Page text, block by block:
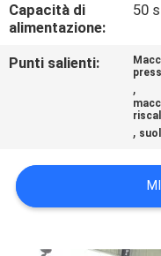
CASI
MAPPA
PRIVACY
POLICY
Capacità di
alimentazione:
50
Punti salienti:
,
,